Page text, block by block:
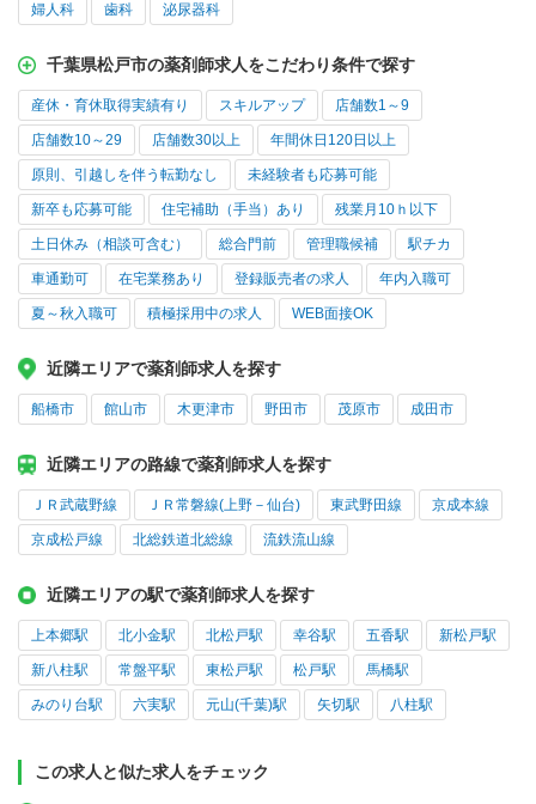
婦人科 歯科 泌尿器科
千葉県松戸市の薬剤師求人をこだわり条件で探す
産休・育休取得実績有り スキルアップ 店舗数1～9
店舗数10～29 店舗数30以上 年間休日120日以上
原則、引越しを伴う転勤なし 未経験者も応募可能
新卒も応募可能 住宅補助（手当）あり 残業月10ｈ以下
土日休み（相談可含む） 総合門前 管理職候補 駅チカ
車通勤可 在宅業務あり 登録販売者の求人 年内入職可
夏～秋入職可 積極採用中の求人 WEB面接OK
近隣エリアで薬剤師求人を探す
船橋市 館山市 木更津市 野田市 茂原市 成田市
近隣エリアの路線で薬剤師求人を探す
ＪＲ武蔵野線 ＪＲ常磐線(上野－仙台) 東武野田線 京成本線
京成松戸線 北総鉄道北総線 流鉄流山線
近隣エリアの駅で薬剤師求人を探す
上本郷駅 北小金駅 北松戸駅 幸谷駅 五香駅 新松戸駅
新八柱駅 常盤平駅 東松戸駅 松戸駅 馬橋駅
みのり台駅 六実駅 元山(千葉)駅 矢切駅 八柱駅
この求人と似た求人をチェック